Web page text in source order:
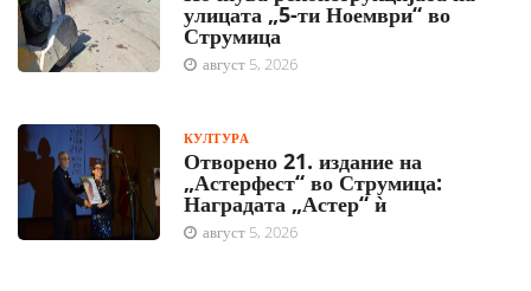
улицата „5-ти Ноември“ во
Струмица
август 5, 2026
КУЛТУРА
Отворено 21. издание на
„Астерфест“ во Струмица:
Наградата „Астер“ ѝ
август 5, 2026